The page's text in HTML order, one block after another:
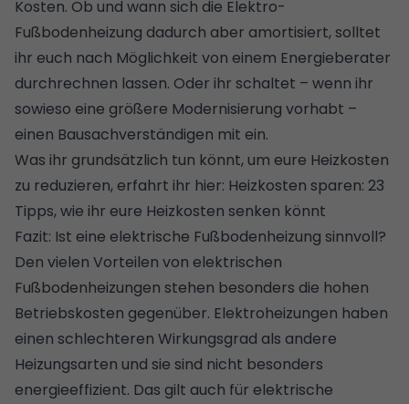
Kosten. Ob und wann sich die Elektro-
Fußbodenheizung dadurch aber amortisiert, solltet
ihr euch nach Möglichkeit von einem Energieberater
durchrechnen lassen. Oder ihr schaltet – wenn ihr
sowieso eine größere Modernisierung vorhabt –
einen Bausachverständigen mit ein.
Was ihr grundsätzlich tun könnt, um eure Heizkosten
zu reduzieren, erfahrt ihr hier: Heizkosten sparen: 23
Tipps, wie ihr eure Heizkosten senken könnt
Fazit: Ist eine elektrische Fußbodenheizung sinnvoll?
Den vielen Vorteilen von elektrischen
Fußbodenheizungen stehen besonders die hohen
Betriebskosten gegenüber. Elektroheizungen haben
einen schlechteren Wirkungsgrad als andere
Heizungsarten und sie sind nicht besonders
energieeffizient. Das gilt auch für elektrische